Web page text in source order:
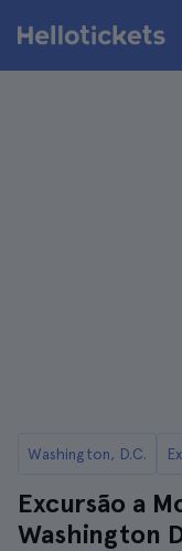
Washington, D.C.
Excursão a
Washington